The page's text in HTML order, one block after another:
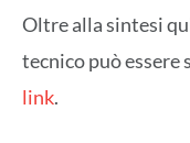
Oltre alla sintesi
tecnico può
link.